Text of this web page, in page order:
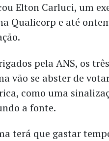
Elton Carluci, um
Qualicorp e até
pela ANS, os
vão se abster de
como uma
a fonte.
terá que gastar